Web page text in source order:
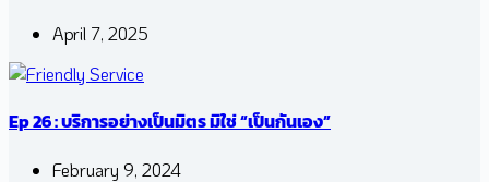
April 7, 2025
Ep 26 : บริการอย่างเป็นมิตร มิใช่ “เป็นกันเอง”
February 9, 2024